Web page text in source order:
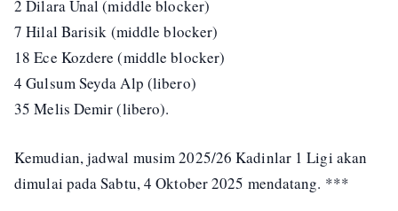
2 Dilara Unal (middle blocker)
7 Hilal Barisik (middle blocker)
18 Ece Kozdere (middle blocker)
4 Gulsum Seyda Alp (libero)
35 Melis Demir (libero).
Kemudian, jadwal musim 2025/26 Kadinlar 1 Ligi akan
dimulai pada Sabtu, 4 Oktober 2025 mendatang. ***